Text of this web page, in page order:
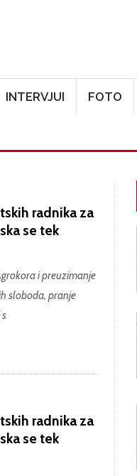
INTERVJUI FOTO
radnika za
se tek
i preuzimanje
sloboda, pranje
radnika za
se tek